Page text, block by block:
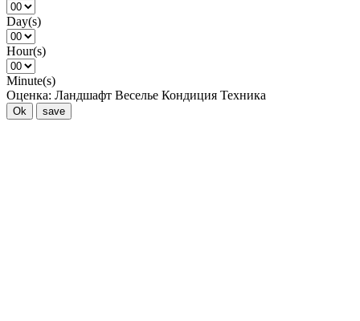
Day(s)
Hour(s)
Minute(s)
Оценка: Ландшафт Веселье Кондиция Техника
Ok save